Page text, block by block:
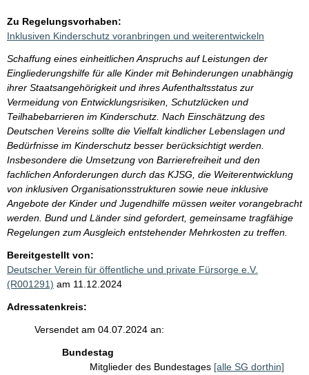
Zu Regelungsvorhaben:
Inklusiven Kinderschutz voranbringen und weiterentwickeln
Schaffung eines einheitlichen Anspruchs auf Leistungen der
Eingliederungshilfe für alle Kinder mit Behinderungen unabhängig
ihrer Staatsangehörigkeit und ihres Aufenthaltsstatus zur
Vermeidung von Entwicklungsrisiken, Schutzlücken und
Teilhabebarrieren im Kinderschutz. Nach Einschätzung des
Deutschen Vereins sollte die Vielfalt kindlicher Lebenslagen und
Bedürfnisse im Kinderschutz besser berücksichtigt werden.
Insbesondere die Umsetzung von Barrierefreiheit und den
fachlichen Anforderungen durch das KJSG, die Weiterentwicklung
von inklusiven Organisationsstrukturen sowie neue inklusive
Angebote der Kinder und Jugendhilfe müssen weiter vorangebracht
werden. Bund und Länder sind gefordert, gemeinsame tragfähige
Regelungen zum Ausgleich entstehender Mehrkosten zu treffen.
Bereitgestellt von:
Deutscher Verein für öffentliche und private Fürsorge e.V.
(R001291) am 11.12.2024
Adressatenkreis:
Versendet am 04.07.2024 an:
Bundestag
Mitglieder des Bundestages [alle SG dorthin]